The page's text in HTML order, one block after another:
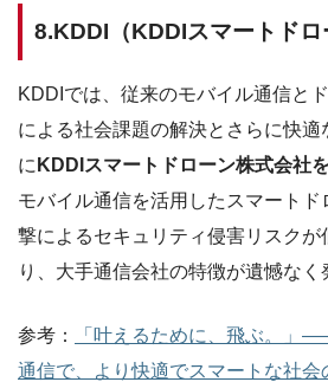
8.KDDI（KDDIスマートドロ
KDDIでは、従来のモバイル通信と
による社会課題の解決とさらに快
に KDDIスマートドローン株式会社
モバイル通信を活用したスマート
撃によるセキュリティ侵害リスクが
り、大手通信会社の特徴が遺憾なく
参考：
「叶えるために、飛ぶ。」
通信で、より快適でスマートな社